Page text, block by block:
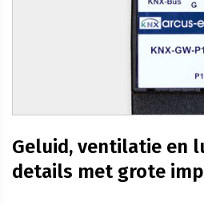
Geluid, ventilatie en
details met grote